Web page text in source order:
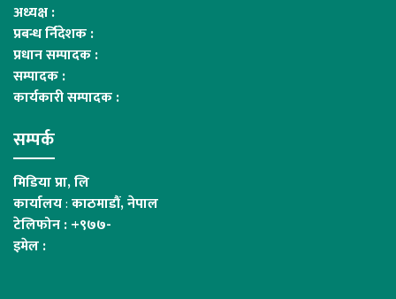
अध्यक्ष :
प्रबन्ध र्निदेशक :
प्रधान सम्पादक :
सम्पादक :
कार्यकारी सम्पादक :
सम्पर्क
मिडिया प्रा, लि
कार्यालय:काठमाडौं, नेपाल
टेलिफोन : +९७७-
इमेल :